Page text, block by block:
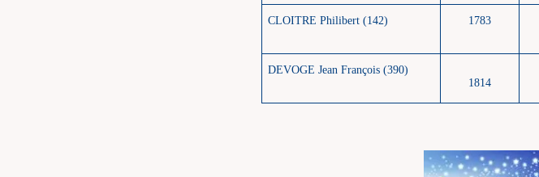
CLOITRE Philibert (142) 1783
DEVOGE Jean François (390)
1814